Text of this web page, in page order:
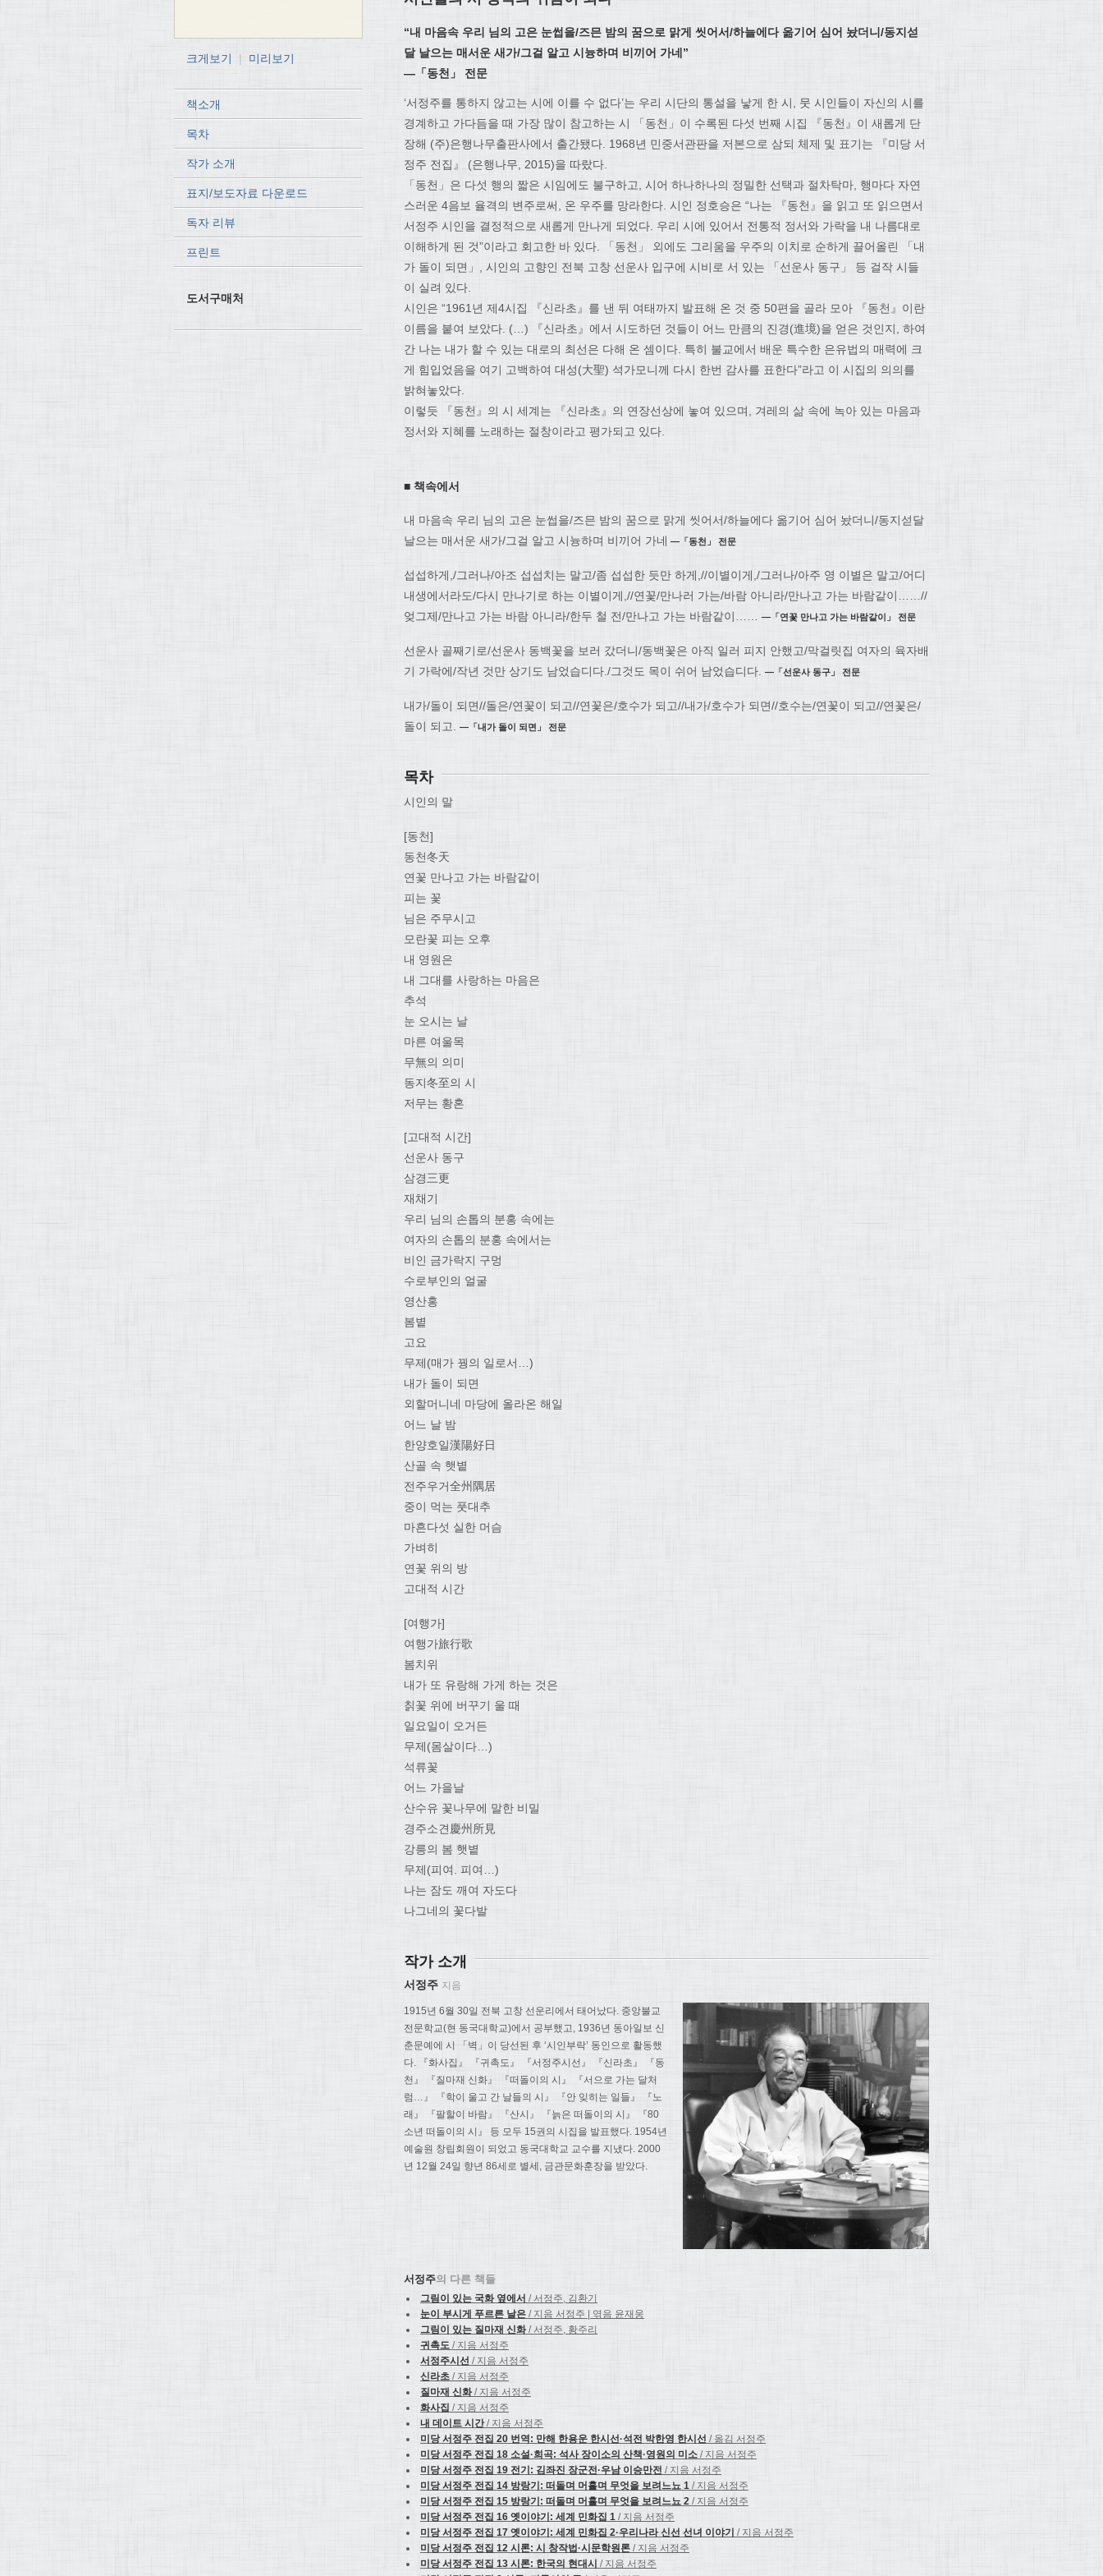
크게보기 | 미리보기
책소개
목차
작가 소개
표지/보도자료 다운로드
독자 리뷰
프린트
도서구매처
“내 마음속 우리 님의 고은 눈썹을/즈믄 밤의 꿈으로 맑게 씻어서/하늘에다 옮기어 심어 놨더니/동지섣
달 날으는 매서운 새가/그걸 알고 시늉하며 비끼어 가네”
―「동천」 전문
‘서정주를 통하지 않고는 시에 이를 수 없다’는 우리 시단의 통설을 낳게 한 시, 뭇 시인들이 자신의 시를
경계하고 가다듬을 때 가장 많이 참고하는 시 「동천」이 수록된 다섯 번째 시집 『동천』이 새롭게 단
장해 (주)은행나무출판사에서 출간됐다. 1968년 민중서관판을 저본으로 삼되 체제 및 표기는 『미당 서
정주 전집』 (은행나무, 2015)을 따랐다.
「동천」은 다섯 행의 짧은 시임에도 불구하고, 시어 하나하나의 정밀한 선택과 절차탁마, 행마다 자연
스러운 4음보 율격의 변주로써, 온 우주를 망라한다. 시인 정호승은 “나는 『동천』을 읽고 또 읽으면서
서정주 시인을 결정적으로 새롭게 만나게 되었다. 우리 시에 있어서 전통적 정서와 가락을 내 나름대로
이해하게 된 것”이라고 회고한 바 있다. 「동천」 외에도 그리움을 우주의 이치로 순하게 끌어올린 「내
가 돌이 되면」, 시인의 고향인 전북 고창 선운사 입구에 시비로 서 있는 「선운사 동구」 등 걸작 시들
이 실려 있다.
시인은 “1961년 제4시집 『신라초』를 낸 뒤 여태까지 발표해 온 것 중 50편을 골라 모아 『동천』이란
이름을 붙여 보았다. (…) 『신라초』에서 시도하던 것들이 어느 만큼의 진경(進境)을 얻은 것인지, 하여
간 나는 내가 할 수 있는 대로의 최선은 다해 온 셈이다. 특히 불교에서 배운 특수한 은유법의 매력에 크
게 힘입었음을 여기 고백하여 대성(大聖) 석가모니께 다시 한번 감사를 표한다”라고 이 시집의 의의를
밝혀놓았다.
이렇듯 『동천』의 시 세계는 『신라초』의 연장선상에 놓여 있으며, 겨레의 삶 속에 녹아 있는 마음과
정서와 지혜를 노래하는 절창이라고 평가되고 있다.
■ 책속에서
내 마음속 우리 님의 고은 눈썹을/즈믄 밤의 꿈으로 맑게 씻어서/하늘에다 옮기어 심어 놨더니/동지섣달
날으는 매서운 새가/그걸 알고 시늉하며 비끼어 가네 ―「동천」 전문
섭섭하게,/그러나/아조 섭섭치는 말고/좀 섭섭한 듯만 하게,//이별이게,/그러나/아주 영 이별은 말고/어디
내생에서라도/다시 만나기로 하는 이별이게,//연꽃/만나러 가는/바람 아니라/만나고 가는 바람같이……//
엊그제/만나고 가는 바람 아니라/한두 철 전/만나고 가는 바람같이……
―「연꽃 만나고 가는 바람같이」 전문
선운사 골째기로/선운사 동백꽃을 보러 갔더니/동백꽃은 아직 일러 피지 안했고/막걸릿집 여자의 육자배
기 가락에/작년 것만 상기도 남었습디다./그것도 목이 쉬어 남었습디다.
―「선운사 동구」 전문
내가/돌이 되면//돌은/연꽃이 되고//연꽃은/호수가 되고//내가/호수가 되면//호수는/연꽃이 되고//연꽃은/
돌이 되고.
―「내가 돌이 되면」 전문
목차
시인의 말
[동천]
동천冬天
연꽃 만나고 가는 바람같이
피는 꽃
님은 주무시고
모란꽃 피는 오후
내 영원은
내 그대를 사랑하는 마음은
추석
눈 오시는 날
마른 여울목
무無의 의미
동지冬至의 시
저무는 황혼
[고대적 시간]
선운사 동구
삼경三更
재채기
우리 님의 손톱의 분홍 속에는
여자의 손톱의 분홍 속에서는
비인 금가락지 구멍
수로부인의 얼굴
영산홍
봄볕
고요
무제(매가 꿩의 일로서…)
내가 돌이 되면
외할머니네 마당에 올라온 해일
어느 날 밤
한양호일漢陽好日
산골 속 햇볕
전주우거全州隅居
중이 먹는 풋대추
마흔다섯 실한 머슴
가벼히
연꽃 위의 방
고대적 시간
[여행가]
여행가旅行歌
봄치위
내가 또 유랑해 가게 하는 것은
칡꽃 위에 버꾸기 울 때
일요일이 오거든
무제(몸살이다…)
석류꽃
어느 가을날
산수유 꽃나무에 말한 비밀
경주소견慶州所見
강릉의 봄 햇볕
무제(피여. 피여…)
나는 잠도 깨여 자도다
나그네의 꽃다발
작가 소개
서정주 지음
1915년 6월 30일 전북 고창 선운리에서 태어났다. 중앙불교
전문학교(현 동국대학교)에서 공부했고, 1936년 동아일보 신
춘문예에 시 「벽」이 당선된 후 ‘시인부락’ 동인으로 활동했
다. 『화사집』 『귀촉도』 『서정주시선』 『신라초』 『동
천』 『질마재 신화』 『떠돌이의 시』 『서으로 가는 달처
럼…』 『학이 울고 간 날들의 시』 『안 잊히는 일들』 『노
래』 『팔할이 바람』 『산시』 『늙은 떠돌이의 시』 『80
소년 떠돌이의 시』 등 모두 15권의 시집을 발표했다. 1954년
예술원 창립회원이 되었고 동국대학교 교수를 지냈다. 2000
년 12월 24일 향년 86세로 별세, 금관문화훈장을 받았다.
서정주의 다른 책들
그림이 있는 국화 옆에서 / 서정주, 김환기
눈이 부시게 푸르른 날은 / 지음 서정주 | 엮음 윤재웅
그림이 있는 질마재 신화/ 서정주, 황주리
귀촉도 / 지음 서정주
서정주시선 / 지음 서정주
신라초 / 지음 서정주
질마재 신화/ 지음 서정주
화사집 / 지음 서정주
내 데이트 시간/ 지음 서정주
미당 서정주 전집 20 번역: 만해 한용운 한시선·석전 박한영 한시선 / 옮김 서정주
미당 서정주 전집 18 소설·희곡: 석사 장이소의 산책·영원의 미소 / 지음 서정주
미당 서정주 전집 19 전기: 김좌진 장군전·우남 이승만전 / 지음 서정주
미당 서정주 전집 14 방랑기: 떠돌며 머흘며 무엇을 보려느뇨 1 / 지음 서정주
미당 서정주 전집 15 방랑기: 떠돌며 머흘며 무엇을 보려느뇨 2 / 지음 서정주
미당 서정주 전집 16 옛이야기: 세계 민화집 1 / 지음 서정주
미당 서정주 전집 17 옛이야기: 세계 민화집 2·우리나라 신선 선녀 이야기 / 지음 서정주
미당 서정주 전집 12 시론: 시 창작법·시문학원론 / 지음 서정주
미당 서정주 전집 13 시론: 한국의 현대시 / 지음 서정주